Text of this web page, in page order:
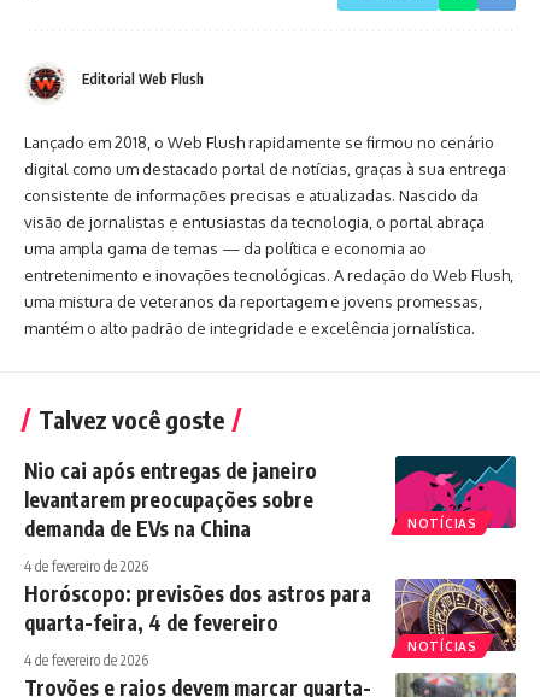
Editorial Web Flush
Lançado em 2018, o Web Flush rapidamente se firmou no cenário
digital como um destacado portal de notícias, graças à sua entrega
consistente de informações precisas e atualizadas. Nascido da
visão de jornalistas e entusiastas da tecnologia, o portal abraça
uma ampla gama de temas — da política e economia ao
entretenimento e inovações tecnológicas. A redação do Web Flush,
uma mistura de veteranos da reportagem e jovens promessas,
mantém o alto padrão de integridade e excelência jornalística.
Talvez você goste
NOTÍCIAS
Nio cai após entregas de janeiro
levantarem preocupações sobre
demanda de EVs na China
4 de fevereiro de 2026
NOTÍCIAS
Horóscopo: previsões dos astros para
quarta-feira, 4 de fevereiro
4 de fevereiro de 2026
Trovões e raios devem marcar quarta-